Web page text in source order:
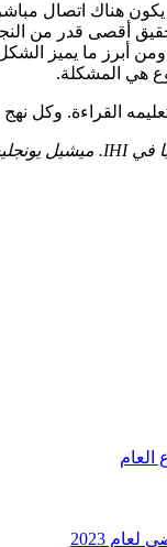
هناك اتصال
أقصى قدر من
ما يميز
هي المشكلة.
العام
2023